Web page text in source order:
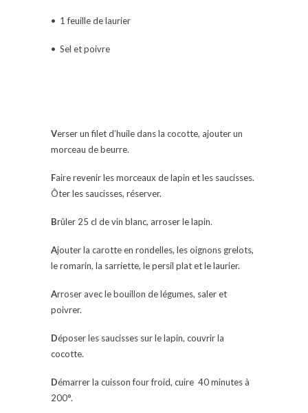
• 1 feuille de laurier
• Sel et poivre
Verser un filet d’huile dans la cocotte, ajouter un
morceau de beurre.
Faire revenir les morceaux de lapin et les saucisses.
Ôter les saucisses, réserver.
Brûler 25 cl de vin blanc, arroser le lapin.
Ajouter la carotte en rondelles, les oignons grelots,
le romarin, la sarriette, le persil plat et le laurier.
Arroser avec le bouillon de légumes, saler et
poivrer.
Déposer les saucisses sur le lapin, couvrir la
cocotte.
Démarrer la cuisson four froid, cuire 40 minutes à
200°.